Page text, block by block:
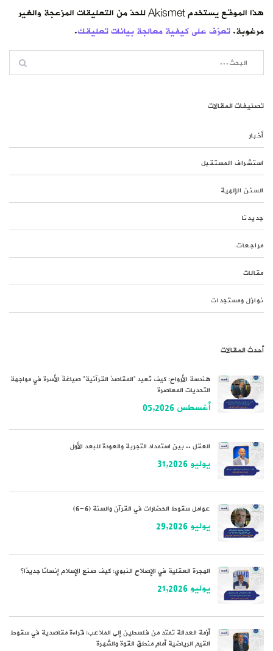
هذا الموقع يستخدم Akismet للحدّ من التعليقات المزعجة والغير
مرغوبة.تعرّف على كيفية معالجة بيانات تعليقك.
تصنيفات المقالات
أخبار
استشراف المستقبل
السنن الإلهية
جديدنا
مراجعات
مقالات
نوازل ومستجدات
أحدث المقالات
هندسة الأرواح: كيف تُعيد “المقاصدُ القرآنية” صياغةَ الأسرة في مواجهة
التحديات المعاصرة
أغسطس 05,2026
العقل .. بين استمداد التجربة والعودة للبعد الأول
يوليو 31,2026
عوامل سقوط الحضارات في القرآن والسنة (6-6)
يوليو 29,2026
الهجرة العقلية في الإصلاح النبوي: كيف صنع الإسلام إنسانًا جديدًا؟
يوليو 21,2026
أزمة العدالة تمتد من فلسطين إلى الملاعب: قراءة مقاصدية في سقوط
القيم الرياضية أمام منطق القوة والشهرة